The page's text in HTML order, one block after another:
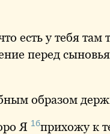
есть у тебя там
перед
образом
Я 1бприхожук